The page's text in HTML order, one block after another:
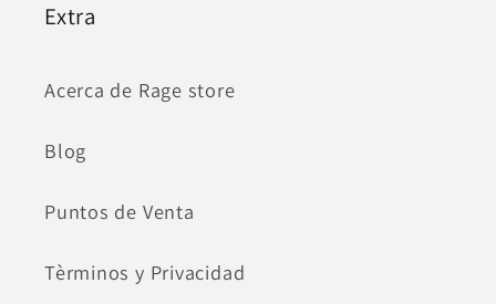
Extra
Acerca de Rage store
Blog
Puntos de Venta
Tèrminos y Privacidad